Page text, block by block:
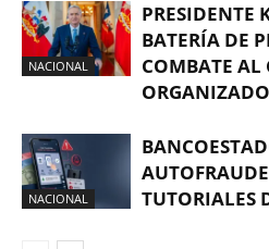
NACIONAL
PRESIDENTE
BATERÍA DE
COMBATE AL
ORGANIZADO
NACIONAL
TUTORIALES